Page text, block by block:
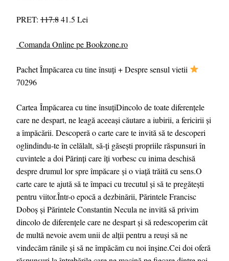
PRET: 117.841.5 Lei
Comanda Online pe Bookzone.ro
Pachet Împăcarea cu tine însuți + Despre sensul vietii
70296
Cartea Împăcarea cu tine însuțiDincolo de toate diferențele
care ne despart, ne leagă aceeași căutare a iubirii, a fericirii și
a împăcării. Descoperă o carte care te invită să te descoperi
oglindindu-te în celălalt, să-ți găsești propriile răspunsuri în
cuvintele a doi Părinți care îți vorbesc cu inima deschisă
despre drumul lor spre împăcare și o viață trăită cu sens.O
carte care te ajută să te împaci cu trecutul și să te pregătești
pentru viitor.Într-o epocă a dezbinării, Părintele Francisc
Doboș și Părintele Constantin Necula ne invită să privim
dincolo de diferențele care ne despart și să redescoperim cât
de multă nevoie avem unii de alții pentru a reuși să ne
vindecăm rănile și să ne împăcăm cu noi înșine.Cei doi oferă